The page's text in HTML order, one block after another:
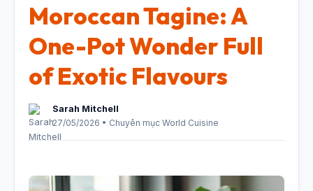
Moroccan Tagine: A
One-Pot Wonder Full
of Exotic Flavours
Sarah Mitchell
27/05/2026 • Chuyên mục World Cuisine